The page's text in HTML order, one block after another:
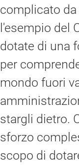
complicato da
l'esempio del
dotate di una
per
mondo fuori
stargli dietro.
sforzo
scopo di